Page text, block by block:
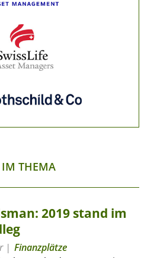
IM THEMA
2019 stand im
Finanzplätze